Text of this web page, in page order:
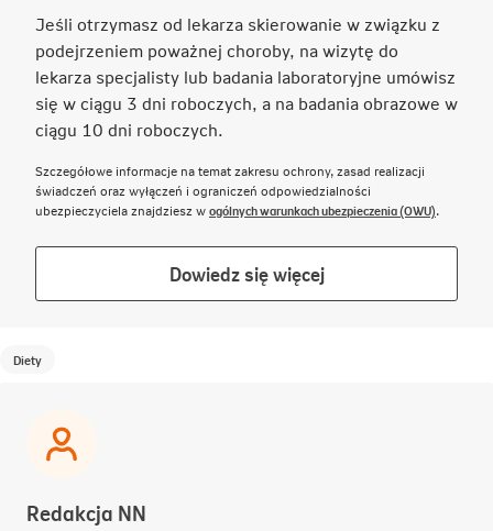
Jeśli otrzymasz od lekarza skierowanie w związku z
podejrzeniem poważnej choroby, na wizytę do
lekarza specjalisty lub badania laboratoryjne umówisz
się w ciągu 3 dni roboczych, a na badania obrazowe w
ciągu 10 dni roboczych.
Szczegółowe informacje na temat zakresu ochrony, zasad realizacji
świadczeń oraz wyłączeń i ograniczeń odpowiedzialności
ubezpieczyciela znajdziesz wogólnych warunkach ubezpieczenia (OWU).
Dowiedz się więcejLink
otwiera
Diety
Redakcja NN